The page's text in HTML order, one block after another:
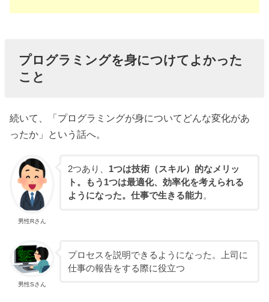
プログラミングを身につけてよかった
こと
続いて、「プログラミングが身についてどんな変化があ
ったか」という話へ。
男性Rさん
2つあり、 1つは技術（スキル）的なメリッ
ト。もう1つは最適化、効率化を考えられる
ようになった。仕事で生きる能力。
男性Sさん
プロセスを説明できるようになった。上司に
仕事の報告をする際に役立つ